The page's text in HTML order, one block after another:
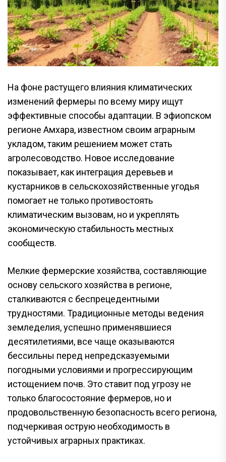
На фоне растущего влияния климатических
изменений фермеры по всему миру ищут
эффективные способы адаптации. В эфиопском
регионе Амхара, известном своим аграрным
укладом, таким решением может стать
агролесоводство. Новое исследование
показывает, как интеграция деревьев и
кустарников в сельскохозяйственные угодья
помогает не только противостоять
климатическим вызовам, но и укреплять
экономическую стабильность местных
сообществ.
Мелкие фермерские хозяйства, составляющие
основу сельского хозяйства в регионе,
сталкиваются с беспрецедентными
трудностями. Традиционные методы ведения
земледелия, успешно применявшиеся
десятилетиями, все чаще оказываются
бессильны перед непредсказуемыми
погодными условиями и прогрессирующим
истощением почв. Это ставит под угрозу не
только благосостояние фермеров, но и
продовольственную безопасность всего региона,
подчеркивая острую необходимость в
устойчивых аграрных практиках.